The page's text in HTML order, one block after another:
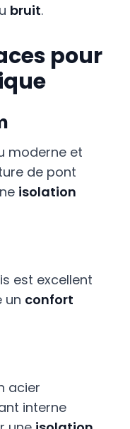
bruit.
pour
moderne et
de pont
isolation
est excellent
un confort
acier
interne